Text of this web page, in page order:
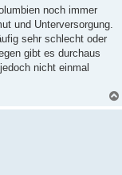
noch immer
und Unterversorgung.
sehr schlecht oder
gibt es durchaus
nicht einmal